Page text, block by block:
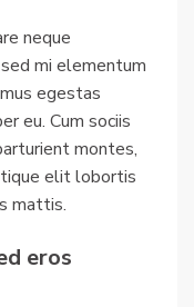
neque
mi elementum
egestas
eu. Cum sociis
montes,
elit lobortis
mattis.
eros